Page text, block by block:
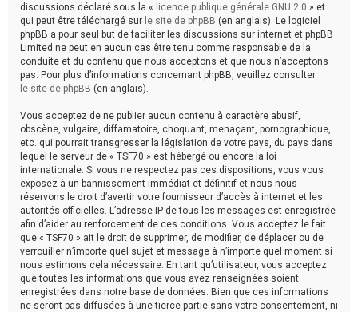
discussions déclaré sous la « licence publique générale GNU 2.0 » et
qui peut être téléchargé sur le site de phpBB (en anglais). Le logiciel
phpBB a pour seul but de faciliter les discussions sur internet et phpBB
Limited ne peut en aucun cas être tenu comme responsable de la
conduite et du contenu que nous acceptons et que nous n’acceptons
pas. Pour plus d’informations concernant phpBB, veuillez consulter
le site de phpBB (en anglais).
Vous acceptez de ne publier aucun contenu à caractère abusif,
obscène, vulgaire, diffamatoire, choquant, menaçant, pornographique,
etc. qui pourrait transgresser la législation de votre pays, du pays dans
lequel le serveur de « TSF70 » est hébergé ou encore la loi
internationale. Si vous ne respectez pas ces dispositions, vous vous
exposez à un bannissement immédiat et définitif et nous nous
réservons le droit d’avertir votre fournisseur d’accès à internet et les
autorités officielles. L’adresse IP de tous les messages est enregistrée
afin d’aider au renforcement de ces conditions. Vous acceptez le fait
que « TSF70 » ait le droit de supprimer, de modifier, de déplacer ou de
verrouiller n’importe quel sujet et message à n’importe quel moment si
nous estimons cela nécessaire. En tant qu’utilisateur, vous acceptez
que toutes les informations que vous avez renseignées soient
enregistrées dans notre base de données. Bien que ces informations
ne seront pas diffusées à une tierce partie sans votre consentement, ni